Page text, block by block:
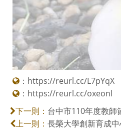
： https://reurl.cc/L7pYqX
： https://reurl.cc/oxeonl
下一則： 台中市110年度教師
上一則： 長榮大學創新育成